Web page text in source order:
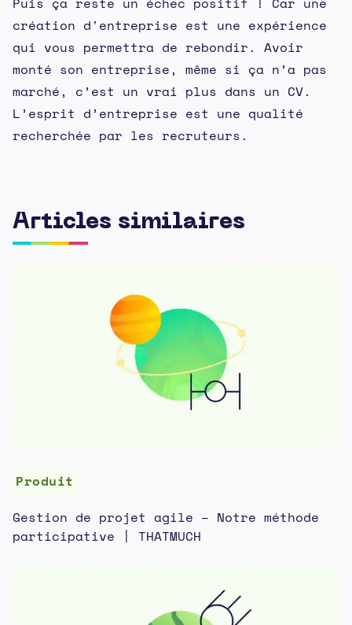
création d'entreprise est une expérience
qui vous permettra de rebondir. Avoir
monté son entreprise, même si ça n’a pas
marché, c’est un vrai plus dans un CV.
L’esprit d’entreprise est une qualité
recherchée par les recruteurs.
Articles similaires
Produit
Gestion de projet agile – Notre méthode
participative | THATMUCH